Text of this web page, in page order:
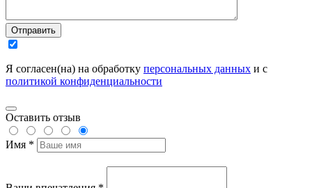
Отправить
Я согласен(на) на обработку персональных данных и с
политикой конфиденциальности
Оставить отзыв
Имя *